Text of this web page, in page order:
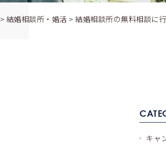
> 結婚相談所・婚活 >結婚相談所の無料相談に
キャ